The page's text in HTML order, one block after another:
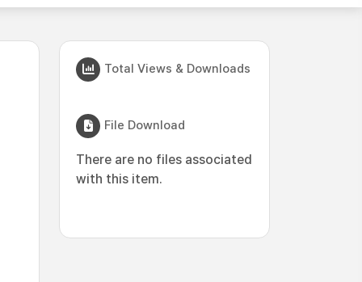
Total Views & Downloads
File Download
There are no files associated
with this item.